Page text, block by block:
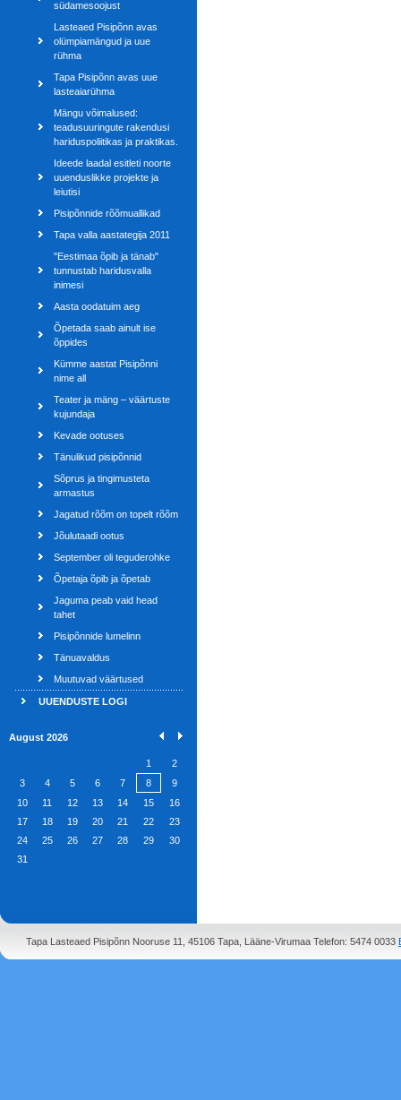
südamesoojust
Lasteaed Pisipõnn avas
olümpiamängud ja uue
rühma
Tapa Pisipõnn avas uue
lasteaiarühma
Mängu võimalused:
teadusuuringute rakendusi
hariduspoliitikas ja praktikas.
Ideede laadal esitleti noorte
uuenduslikke projekte ja
leiutisi
Pisipõnnide rõõmuallikad
Tapa valla aastategija 2011
"Eestimaa õpib ja tänab"
tunnustab haridusvalla
inimesi
Aasta oodatuim aeg
Õpetada saab ainult ise
õppides
Kümme aastat Pisipõnni
nime all
Teater ja mäng – väärtuste
kujundaja
Kevade ootuses
Tänulikud pisipõnnid
Sõprus ja tingimusteta
armastus
Jagatud rõõm on topelt rõõm
Jõulutaadi ootus
September oli teguderohke
Õpetaja õpib ja õpetab
Jaguma peab vaid head
tahet
Pisipõnnide lumelinn
Tänuavaldus
Muutuvad väärtused
UUENDUSTE LOGI
August 2026
1
2
3
4 5 6 7 8
9
10
11 12 13 14 15
16
17
18 19 20 21 22
23
24
25 26 27 28 29
30
31
Tapa Lasteaed Pisipõnn Nooruse 11, 45106 Tapa, Lääne-Virumaa Telefon: 5474 0033